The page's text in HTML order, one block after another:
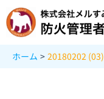
容
を
ホーム 20180202 (03)